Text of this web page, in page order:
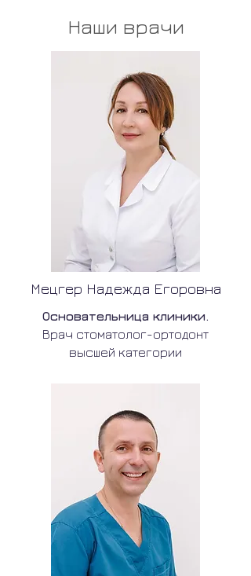
Мецгер Надежда Егоровна
Основательница клиники.
Врач стоматолог-ортодонт
высшей категории
Наши врачи